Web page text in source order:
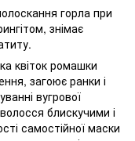
горла при
знімає
квіток ромашки
загоює ранки і
вугрової
блискучими і
самостійної маски